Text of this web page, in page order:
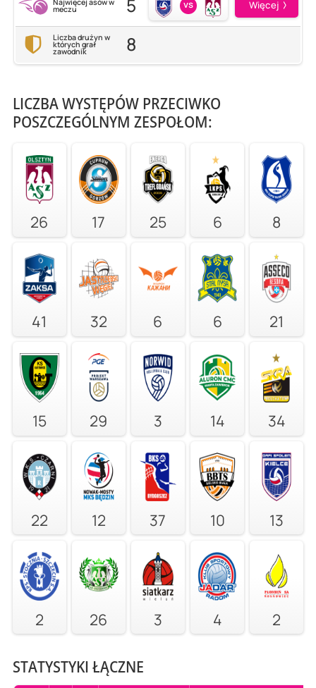
Najwięcej asów w
meczu 5 vs Więcej
Liczba drużyn w
których grał
zawodnik 8
LICZBA WYSTĘPÓW PRZECIWKO
POSZCZEGÓLNYM ZESPOŁOM:
26 17 25 6 8
41 32 6 6 21
15 29 3 14 34
22 12 37 10 13
2 26 3 4 2
STATYSTYKI ŁĄCZNE